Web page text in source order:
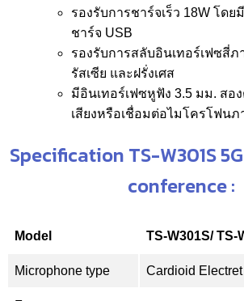
รองรับการชาร์จเร็ว 18W โดย
ชาร์จ USB
รองรับการสลับอินเทอร์เฟซสี่
รัสเซีย และฝรั่งเศส
มีอินเทอร์เฟซหูฟัง 3.5 มม. สอ
เสียงหรือเชื่อมต่อไมโครโฟนภ
Specification TS-W301S
conference :
Model TS-W301S/ TS-
Microphone type Cardioid